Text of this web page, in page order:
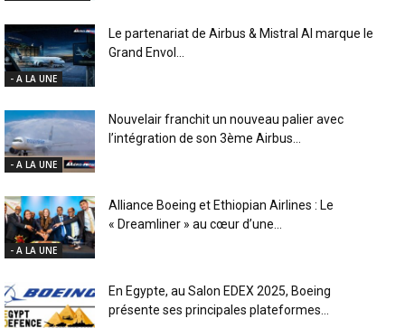
- A LA UNE
Le partenariat de Airbus & Mistral AI marque le
Grand Envol...
- A LA UNE
Nouvelair franchit un nouveau palier avec
l’intégration de son 3ème Airbus...
- A LA UNE
Alliance Boeing et Ethiopian Airlines : Le
« Dreamliner » au cœur d’une...
En Egypte, au Salon EDEX 2025, Boeing
présente ses principales plateformes...